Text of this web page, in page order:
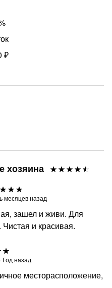
₽
хозяина
месяцев назад
зашел и живи. Для
Чистая и красивая.
· Год назад
месторасположение,